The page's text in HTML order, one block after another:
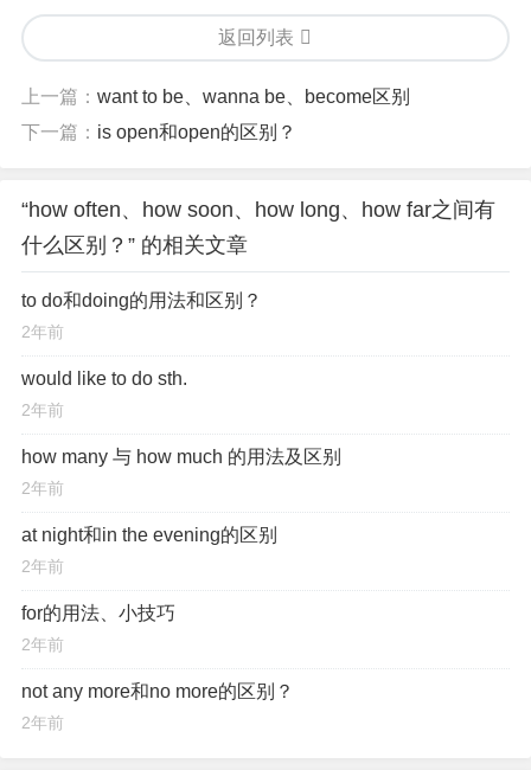
返回列表
上一篇： want to be、wanna be、become区别
下一篇： is open和open的区别？
“how often、how soon、how long、how far之间有
什么区别？” 的相关文章
to do和doing的用法和区别？
2年前
would like to do sth.
2年前
how many 与 how much 的用法及区别
2年前
at night和in the evening的区别
2年前
for的用法、小技巧
2年前
not any more和no more的区别？
2年前